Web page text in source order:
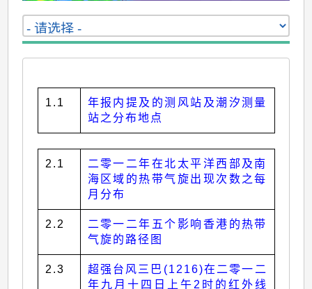
1.1
年报内提及的测风站及潮汐测量
站之分布地点
2.1
二零一二年在北太平洋西部及南
海区域的热带气旋出现次数之每
月分布
2.2
二零一二年五个影响香港的热带
气旋的路径图
2.3
超强台风三巴(1216)在二零一二
年九月十四日上午2时的红外线